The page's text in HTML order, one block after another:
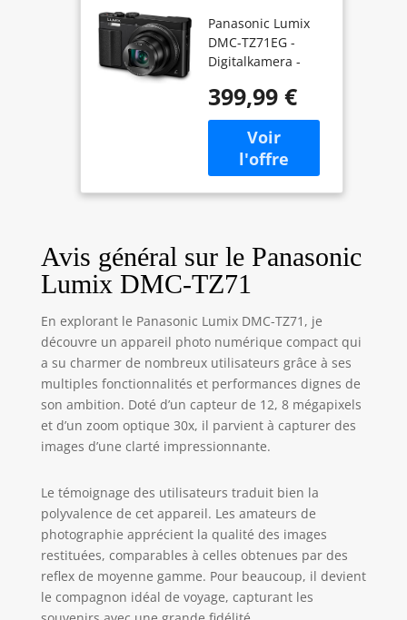
Photo
Numériques
12.8 Mpix
30 x- Version
étrangère
Panasonic Lumix
DMC-TZ71EG -
Digitalkamera -
12.1 Mpix - 30 x
optischer Zoom -
Leica - Wi-Fi, NFC -
Schwarz Poids du
colis: 1.366 pounds
Compatible
Dimensions de
l'emballage de
l'article: 13.8 L x
(centimeters)
399,99 €
Avis général sur le Panasonic
Lumix DMC-TZ71
En explorant le Panasonic Lumix DMC-TZ71, je
découvre un appareil photo numérique compact qui
a su charmer de nombreux utilisateurs grâce à ses
multiples fonctionnalités et performances dignes de
son ambition. Doté d’un capteur de 12, 8 mégapixels
et d’un zoom optique 30x, il parvient à capturer des
images d’une clarté impressionnante.
Le témoignage des utilisateurs traduit bien la
polyvalence de cet appareil. Les amateurs de
photographie apprécient la qualité des images
restituées, comparables à celles obtenues par des
reflex de moyenne gamme. Pour beaucoup, il devient
le compagnon idéal de voyage, capturant les